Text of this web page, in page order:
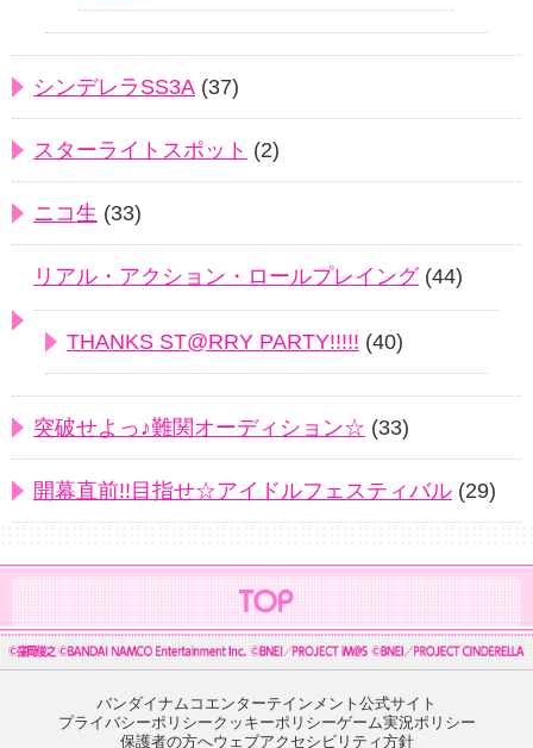
シンデレラSS3A (37)
スターライトスポット (2)
ニコ生 (33)
リアル・アクション・ロールプレイング(44)
THANKS ST@RRY PARTY!!!!! (40)
突破せよっ♪難関オーディション☆ (33)
開幕直前!!目指せ☆アイドルフェスティバル (29)
バンダイナムコエンターテインメント公式サイト
プライバシーポリシークッキーポリシーゲーム実況ポリシー
保護者の方へウェブアクセシビリティ方針